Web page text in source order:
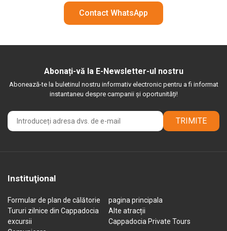
Contact WhatsApp
Abonați-vă la E-Newsletter-ul nostru
Abonează-te la buletinul nostru informativ electronic pentru a fi informat
instantaneu despre campanii și oportunități!
TRIMITE
Instituţional
Formular de plan de călătorie
pagina principala
Tururi zilnice din Cappadocia
Alte atracții
excursii
Cappadocia Private Tours